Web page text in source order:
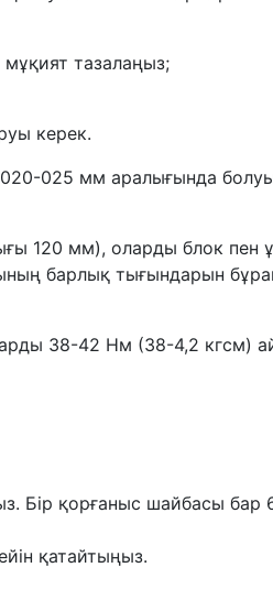
тазалаңыз;
керек.
025 мм аралығында
120 мм), оларды блок пен
барлық тығындарын
38-42 Нм (38-4,2 кгсм)
Бір қорғаныс шайбасы бар
қатайтыңыз.